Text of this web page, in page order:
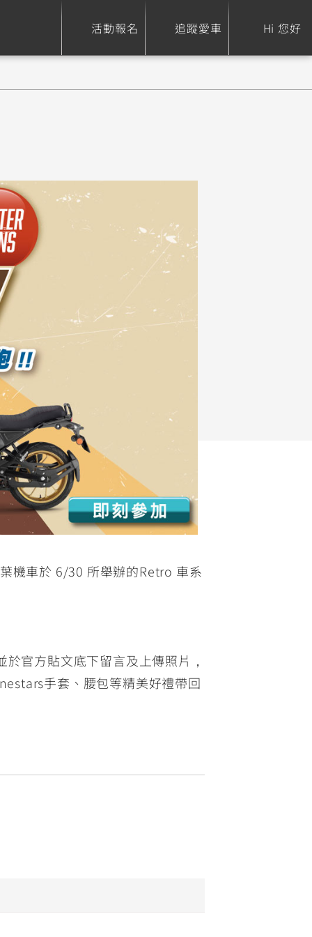
活動報名 追蹤愛車 Hi 您好
FZ-X
JOG
機車於 6/30 所舉辦的Retro 車系
官方貼文底下留言及上傳照片，
手套、腰包等精美好禮帶回